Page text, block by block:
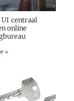
UI centraal
online
»